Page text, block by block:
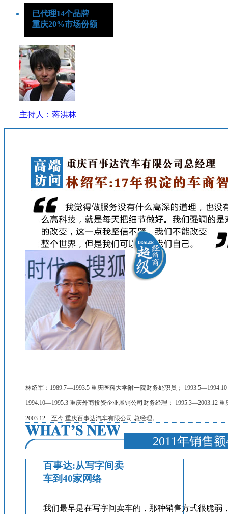
已代理14个品牌
重庆20%市场份额
主持人：蒋洪林
林绍军：1989.7—1993.5 重庆医科大学附一院财务处职员；
1994.10—1995.3 重庆外商投资企业展销公司财务经理； 1995.3—2003.12
2003.12—至今 重庆百事达汽车有限公司 总经理。
2011年销售
百事达:从写字间卖
车到40家网络
我们最早是在写字间卖车的，那种销售方式很脆弱